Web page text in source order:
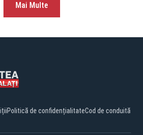
Mai Multe
Politică de confidențialitateCod de conduită